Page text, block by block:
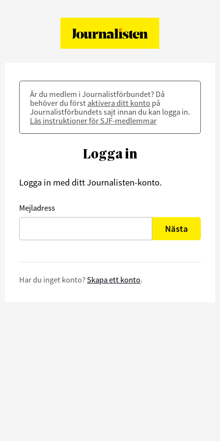
Är du medlem i Journalistförbundet? Då
behöver du först aktivera ditt konto på
Journalistförbundets sajt innan du kan logga in.
Läs instruktioner för SJF-medlemmar
Logga in
Logga in med ditt Journalisten-konto.
Mejladress
Nästa
Har du inget konto? Skapa ett konto.